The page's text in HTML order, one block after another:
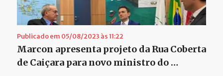
Publicado em 05/08/2023 às 11:22
Marcon apresenta projeto da Rua Coberta
de Caiçara para novo ministro do …